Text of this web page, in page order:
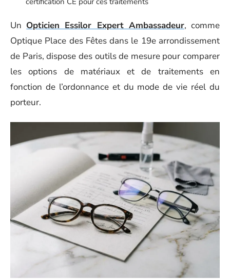
Un Opticien Essilor Expert Ambassadeur, comme
Optique Place des Fêtes dans le 19e arrondissement
de Paris, dispose des outils de mesure pour comparer
les options de matériaux et de traitements en
fonction de l’ordonnance et du mode de vie réel du
porteur.